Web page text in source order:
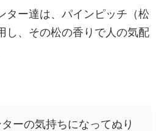
ター達は、パインピッチ（松
し、その松の香りで人の気配
ーの気持ちになってぬり